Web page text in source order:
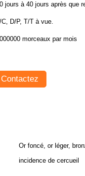
jours à 40 jours après que
C, D/P, T/T à vue.
morceaux par mois
Or foncé, or léger,
incidence de cercueil